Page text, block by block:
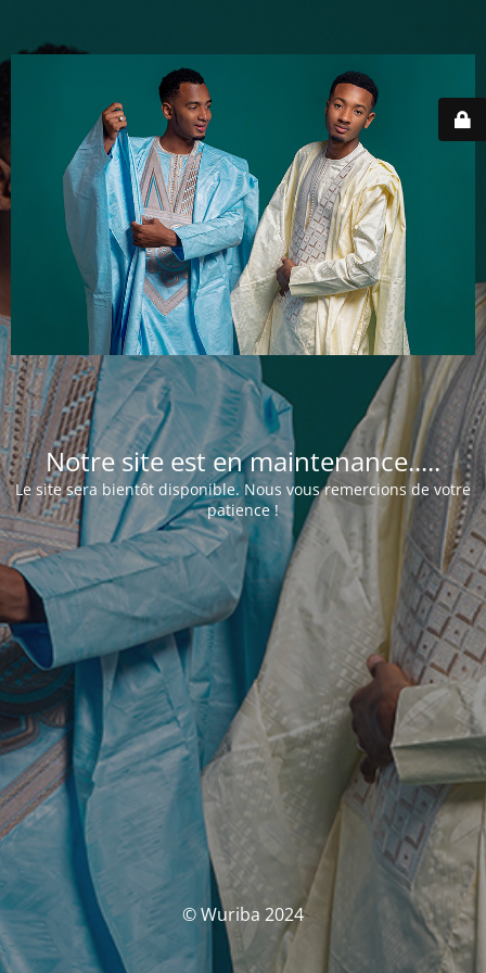
Notre site est en maintenance.....
Le site sera bientôt disponible. Nous vous remercions de votre
patience !
© Wuriba 2024